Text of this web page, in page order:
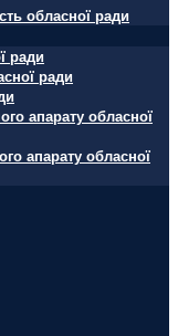
обласної ради
ради
ради
апарату обласної
апарату обласної